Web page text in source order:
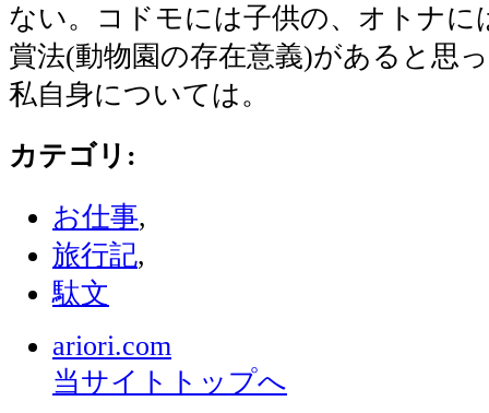
ない。コドモには子供の、オトナに
賞法(動物園の存在意義)があると思
私自身については。
カテゴリ :
お仕事,
旅行記,
駄文
ariori.com
当サイトトップへ